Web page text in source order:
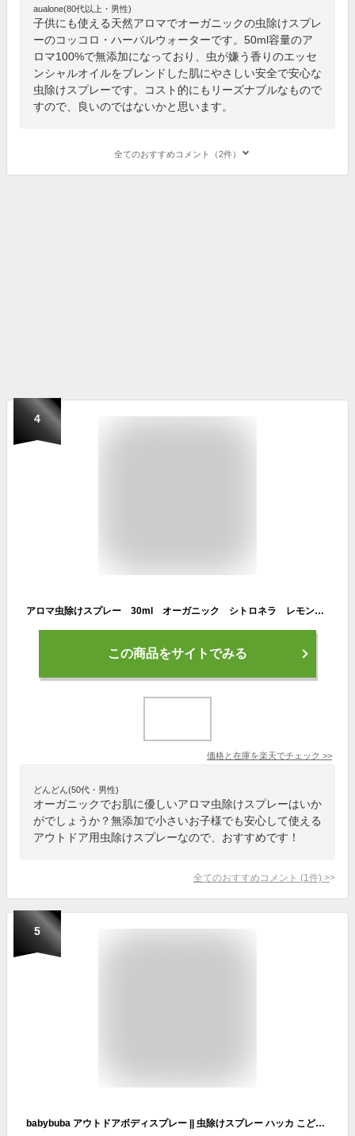
aualone(80代以上・男性)
子供にも使える天然アロマでオーガニックの虫除けスプレ
ーのコッコロ・ハーバルウォーターです。50ml容量のア
ロマ100%で無添加になっており、虫が嫌う香りのエッセ
ンシャルオイルをブレンドした肌にやさしい安全で安心な
虫除けスプレーです。コスト的にもリーズナブルなもので
すので、良いのではないかと思います。
全てのおすすめコメント（2件）
4
アロマ虫除けスプレー 30ml オーガニック シトロネラ レモンユーカリ レモングラス ラベンダー 送料無料 メール便 夏のアウトドア用虫除け(虫よけ)に 蚊除け 蚊よけ 虫除け アロマ 子供 虫除けスプレー 天然 ディート不使用
この商品をサイトでみる
価格と在庫を楽天でチェック >>
どんどん(50代・男性)
オーガニックでお肌に優しいアロマ虫除けスプレーはいか
がでしょうか？無添加で小さいお子様でも安心して使える
アウトドア用虫除けスプレーなので、おすすめです！
全てのおすすめコメント (1 件) >
5
babybuba アウトドアボディスプレー || 虫除けスプレー ハッカ こども 日本製 正規品 アロマ オーガニック 無添加 虫 敏感肌 ミント ティーツリー 無添加 ベビー 赤ちゃん マタニティ ギフト 天然 ナチュラル ノンケミカル ベビーブーバ